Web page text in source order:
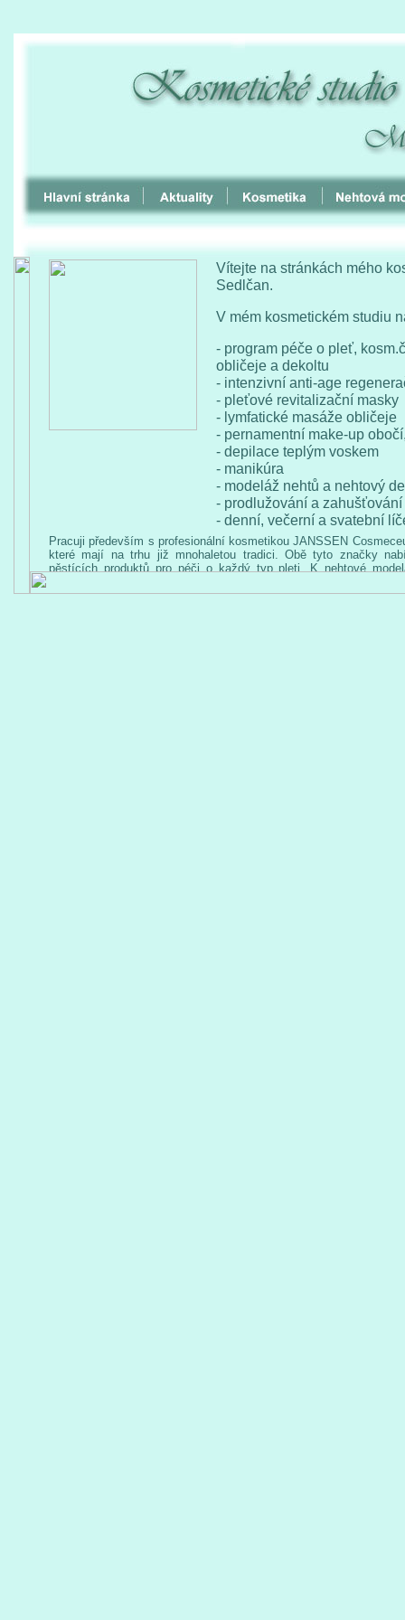
Vítejte na stránkách mého
Sedlčan.
V mém kosmetickém studiu
- program péče o pleť,
obličeje a dekoltu
- intenzivní anti-age
- pleťové revitalizační masky
- lymfatické masáže obličeje
- pernamentní make-up
- depilace teplým voskem
- manikúra
- modeláž nehtů a nehtový
- prodlužování a
- denní, večerní a svatební
Pracuji především s profesionální kosmetikou JANSSEN
které mají na trhu již mnohaletou tradici. Obě tyto značky
pěstících produktů pro péči o každý typ pleti. K nehtové
V případě zájmu o objednání služeb, nebo jakéhokoliv Vašeho